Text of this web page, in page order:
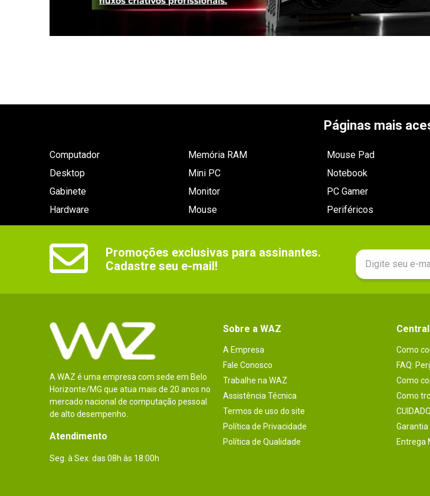
Páginas mais
Computador
Desktop
Gabinete
Hardware
Memória RAM
Mini PC
Monitor
Mouse
Mouse Pad
Notebook
PC Gamer
Periféricos
Promoções exclusivas para assinantes.
Cadastre seu e-mail!
A WAZ é uma empresa com sede em Belo
Horizonte/MG que atua mais de 20 anos no
mercado nacional de computação pessoal
de alto desempenho.
Atendimento
Seg. à Sex. das 08h às 18:00h
Sobre a WAZ
A Empresa
Fale Conosco
Trabalhe na WAZ
Assistência Técnica
Termos de uso do site
Política de Privacidade
Política de Qualidade
Como
FAQ:
Como
Como
Garantia
Entrega